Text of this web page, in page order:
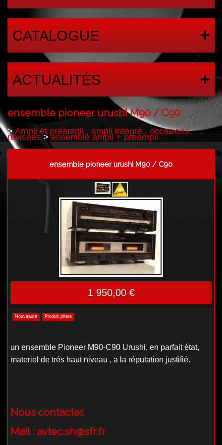
CATALOGUE
ACTUALITÉS
ensemble pioneer urushi M90 / C90
>Ampli et preampli , ampli integré , occasions
revisées>ensemble ampli + preampli
ensemble pioneer urushi M90 / C90
1 950,00 €
Nouveauté Produit phare
un ensemble Pioneer M90-C90 Urushi, en parfait état,
materiel de très haut niveau , a la réputation justifié.
Nous contacter,
Mail : avtec.sh@sfr.fr